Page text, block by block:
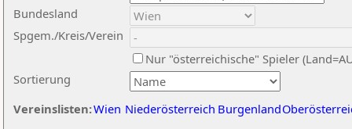
Sortierung
Bundesland
Spgem./Kreis/Verein
Nur "österreichische" Spieler
Vereinslisten:Wien Niederösterreich Burgenland